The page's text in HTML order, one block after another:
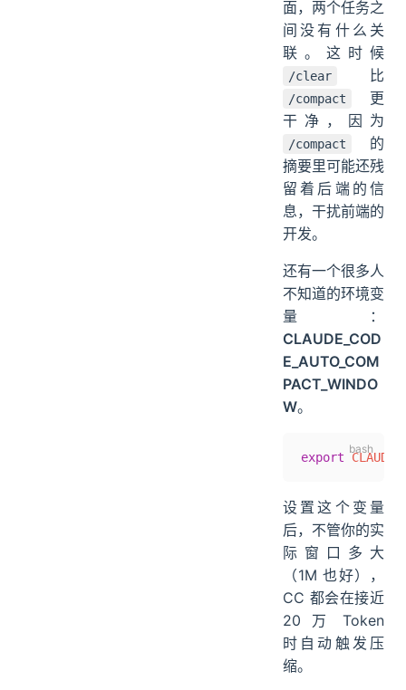
面，两个任务之
间没有什么关
联。这时候
/clear 比
/compact
更
干净，因为
/compact
的
摘要里可能还残
留着后端的信
息，干扰前端的
开发。
还有一个很多人
不知道的环境变
量：
CLAUDE_COD
E_AUTO_COM
PACT_WINDO
W。
export
设置这个变量
后，不管你的实
际窗口多大
（1M 也好），
CC 都会在接近
20 万 Token
时自动触发压
缩。